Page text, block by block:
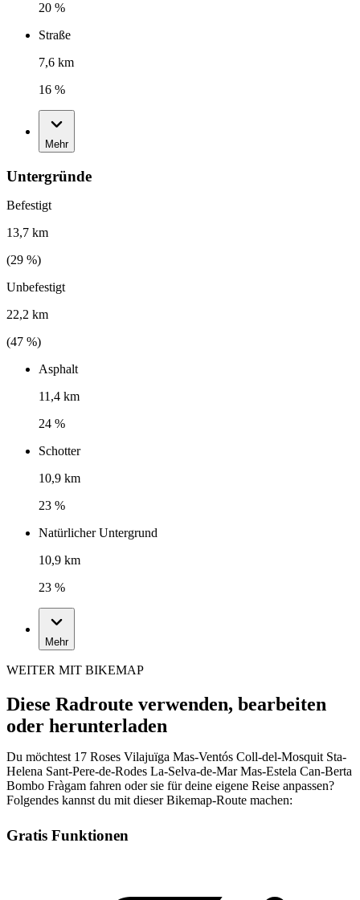
20 %
Straße
7,6 km
16 %
Mehr
Untergründe
Befestigt
13,7 km
(29 %)
Unbefestigt
22,2 km
(47 %)
Asphalt
11,4 km
24 %
Schotter
10,9 km
23 %
Natürlicher Untergrund
10,9 km
23 %
Mehr
WEITER MIT BIKEMAP
Diese Radroute verwenden, bearbeiten
oder herunterladen
Du möchtest 17 Roses Vilajuïga Mas-Ventós Coll-del-Mosquit Sta-
Helena Sant-Pere-de-Rodes La-Selva-de-Mar Mas-Estela Can-Berta
Bombo Fràgam fahren oder sie für deine eigene Reise anpassen?
Folgendes kannst du mit dieser Bikemap-Route machen:
Gratis Funktionen